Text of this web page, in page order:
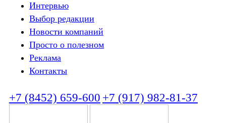
Интервью
Выбор редакции
Новости компаний
Просто о полезном
Реклама
Контакты
+7 (8452) 659-600 +7 (917) 982-81-37